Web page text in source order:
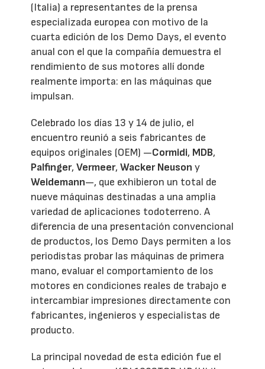
(Italia) a representantes de la prensa
especializada europea con motivo de la
cuarta edición de los Demo Days, el evento
anual con el que la compañía demuestra el
rendimiento de sus motores allí donde
realmente importa: en las máquinas que
impulsan.
Celebrado los días 13 y 14 de julio, el
encuentro reunió a seis fabricantes de
equipos originales (OEM) —Cormidi, MDB,
Palfinger,Vermeer,Wacker Neuson y
Weidemann—, que exhibieron un total de
nueve máquinas destinadas a una amplia
variedad de aplicaciones todoterreno. A
diferencia de una presentación convencional
de productos, los Demo Days permiten a los
periodistas probar las máquinas de primera
mano, evaluar el comportamiento de los
motores en condiciones reales de trabajo e
intercambiar impresiones directamente con
fabricantes, ingenieros y especialistas de
producto.
La principal novedad de esta edición fue el